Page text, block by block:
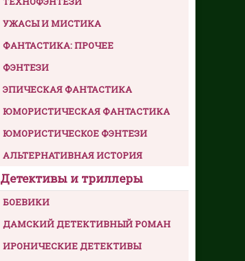
УЖАСЫ И МИСТИКА
ФАНТАСТИКА: ПРОЧЕЕ
ФЭНТЕЗИ
ЭПИЧЕСКАЯ ФАНТАСТИКА
ЮМОРИСТИЧЕСКАЯ ФАНТАСТИКА
ЮМОРИСТИЧЕСКОЕ ФЭНТЕЗИ
АЛЬТЕРНАТИВНАЯ ИСТОРИЯ
Детективы и триллеры
БОЕВИКИ
ДАМСКИЙ ДЕТЕКТИВНЫЙ РОМАН
ИРОНИЧЕСКИЕ ДЕТЕКТИВЫ